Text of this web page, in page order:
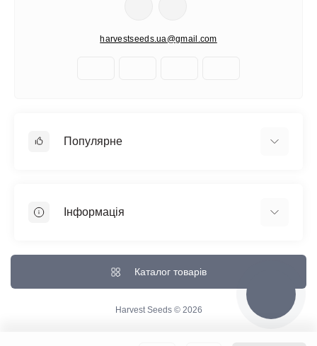
harvestseeds.ua@gmail.com
Популярне
Швидкоквітучі сорти
Інформація
Доставка та Оплата
Про магазин
Каталог товарів
Harvest Seeds © 2026